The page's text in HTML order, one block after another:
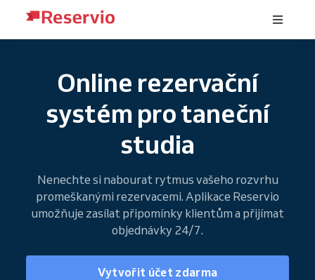
Online rezervační
systém pro taneční
studia
Nenechte si nabourat rytmus vašeho rozvrhu
promeškanými rezervacemi. Aplikace Reservio
umožňuje zasílat připomínky klientům a přijímat
objednávky 24/7.
Vytvořit účet zdarma